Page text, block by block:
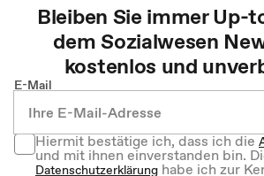
Bleiben Sie immer Up-
demSozialwesen
kostenlos und
E-Mail
Hiermit bestätige ich, dass ich die
und mit ihnen einverstanden bin.
Datenschutzerklärung habe ich zur